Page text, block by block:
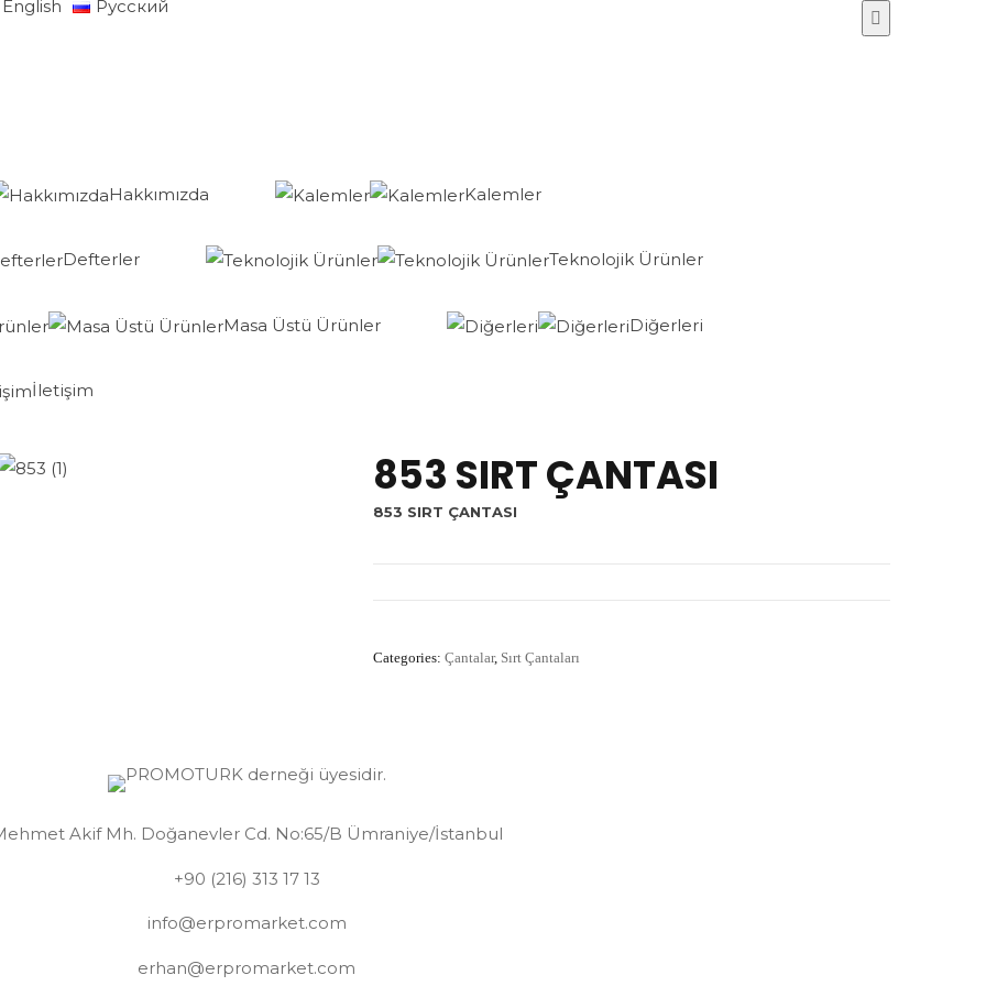
English Русский
Hakkımızda Kalemler
Defterler Teknolojik Ürünler
Masa Üstü Ürünler Diğerleri
İletişim
853 SIRT ÇANTASI
853 SIRT ÇANTASI
Categories: Çantalar, Sırt Çantaları
Akif Mh. Doğanevler Cd. No:65/B Ümraniye/İstanbul
+90 (216) 313 17 13
info@erpromarket.com
erhan@erpromarket.com